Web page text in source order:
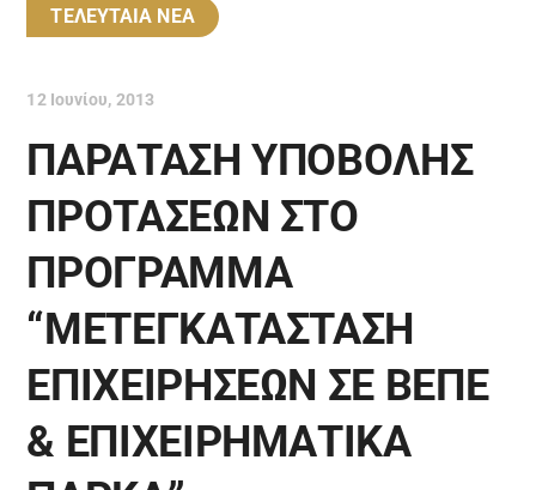
ΤΕΛΕΥΤΑΙΑ ΝΕΑ
12 Ιουνίου, 2013
ΠΑΡΑΤΑΣΗ ΥΠΟΒΟΛΗΣ
ΠΡΟΤΑΣΕΩΝ ΣΤΟ
ΠΡΟΓΡΑΜΜΑ
“ΜΕΤΕΓΚΑΤΑΣΤΑΣΗ
ΕΠΙΧΕΙΡΗΣΕΩΝ ΣΕ ΒΕΠΕ
& ΕΠΙΧΕΙΡΗΜΑΤΙΚΑ